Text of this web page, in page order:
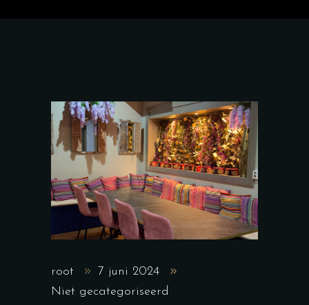
root
7 juni 2024
Niet gecategoriseerd